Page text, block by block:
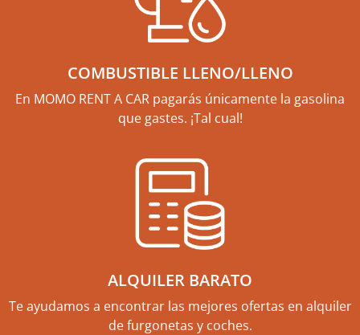
COMBUSTIBLE LLENO/LLENO
En MOMO RENT A CAR pagarás únicamente la gasolina
que gastes. ¡Tal cual!
ALQUILER BARATO
Te ayudamos a encontrar las mejores ofertas en alquiler
de furgonetas y coches.